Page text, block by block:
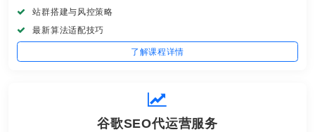
站群搭建与风控策略
最新算法适配技巧
了解课程详情
谷歌SEO代运营服务